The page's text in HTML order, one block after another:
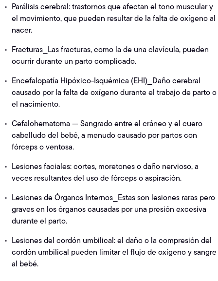
Parálisis cerebral: trastornos que afectan el tono muscular y
el movimiento, que pueden resultar de la falta de oxígeno al
nacer.
Fracturas⎯Las fracturas, como la de una clavícula, pueden
ocurrir durante un parto complicado.
Encefalopatía Hipóxico-Isquémica (EHI)⎯Daño cerebral
causado por la falta de oxígeno durante el trabajo de parto o
el nacimiento.
Cefalohematoma — Sangrado entre el cráneo y el cuero
cabelludo del bebé, a menudo causado por partos con
fórceps o ventosa.
Lesiones faciales: cortes, moretones o daño nervioso, a
veces resultantes del uso de fórceps o aspiración.
Lesiones de Órganos Internos⎯Estas son lesiones raras pero
graves en los órganos causadas por una presión excesiva
durante el parto.
Lesiones del cordón umbilical: el daño o la compresión del
cordón umbilical pueden limitar el flujo de oxígeno y sangre
al bebé.